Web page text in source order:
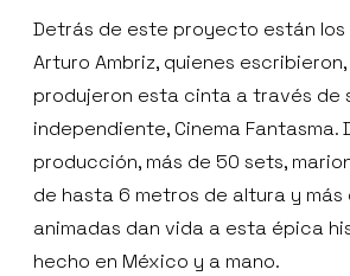
Detrás de este proyecto están los
Arturo Ambriz, quienes
produjeron esta cinta a través de
independiente, Cinema Fantasma.
producción, más de 50 sets,
de hasta 6 metros de altura y más
animadas dan vida a esta épica
hecho en México y a mano.